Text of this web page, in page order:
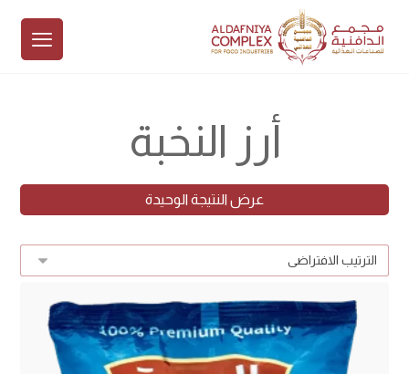
أرز النخبة
عرض النتيجة الوحيدة